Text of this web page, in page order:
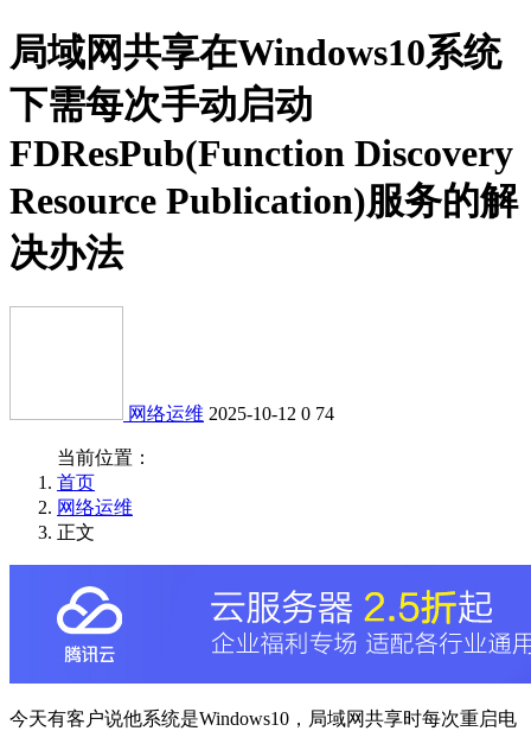
局域网共享在Windows10系统
下需每次手动启动
FDResPub(Function Discovery
Resource Publication)服务的解
决办法
网络运维 2025-10-12 0 74
当前位置：
首页
网络运维
正文
今天有客户说他系统是Windows10，局域网共享时每次重启电